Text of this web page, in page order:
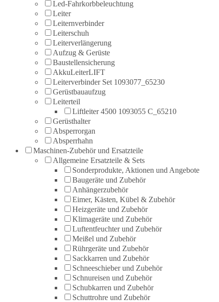
Led-Fahrkorbbeleuchtung
Leiter
Leiternverbinder
Leiterschuh
Leiterverlängerung
Aufzug & Gerüste
Baustellensicherung
AkkuLeiterLIFT
Leiterverbinder Set 1093077_65230
Gerüstbauaufzug
Leiterteil
Liftleiter 4500 1093055 C_65210
Gerüsthalter
Absperrorgan
Absperrhahn
Maschinen-Zubehör und Ersatzteile
Allgemeine Ersatzteile & Sets
Sonderprodukte, Aktionen und Angebote
Baugeräte und Zubehör
Anhängerzubehör
Eimer, Kästen, Kübel & Zubehör
Heizgeräte und Zubehör
Klimageräte und Zubehör
Luftentfeuchter und Zubehör
Meißel und Zubehör
Rührgeräte und Zubehör
Sackkarren und Zubehör
Schneeschieber und Zubehör
Schnureisen und Zubehör
Schubkarren und Zubehör
Schuttrohre und Zubehör